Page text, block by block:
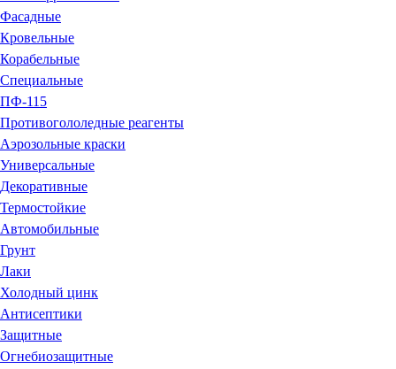
Фасадные
Кровельные
Корабельные
Специальные
ПФ-115
Противогололедные реагенты
Аэрозольные краски
Универсальные
Декоративные
Термостойкие
Автомобильные
Грунт
Лаки
Холодный цинк
Антисептики
Защитные
Огнебиозащитные